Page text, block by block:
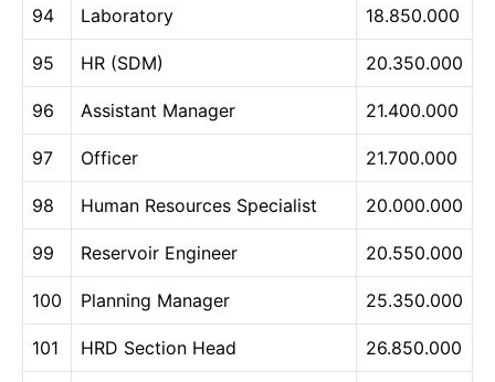
94 Laboratory 18.850.000
95 HR (SDM) 20.350.000
96 Assistant Manager 21.400.000
97 Officer 21.700.000
98 Human Resources Specialist 20.000.000
99 Reservoir Engineer 20.550.000
100 Planning Manager 25.350.000
101 HRD Section Head 26.850.000